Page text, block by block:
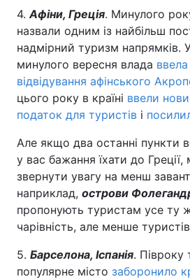
4.Афіни, Греція. Минулого
назвали одним із найбільш
надмірний туризм напрямків.
минулого вересня влада
відвідування афінського
цього року в країні ввели
податок для туристів і
Але якщо два останні пункти
у вас бажання їхати до
звернути увагу на менш
наприклад, острови
пропонують туристам усе ту
чарівність, але менше
5. Барселона, Іспанія.
популярне місто заборонило